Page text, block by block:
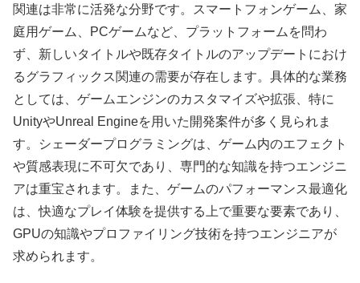
関連は非常に活発な分野です。スマートフォンゲーム、家
庭用ゲーム、PCゲームなど、プラットフォームを問わ
ず、新しいタイトルや既存タイトルのアップデートにおけ
るグラフィックス関連の需要が存在します。具体的な業務
としては、ゲームエンジンのカスタマイズや拡張、特に
UnityやUnreal Engineを用いた開発案件が多く見られま
す。シェーダープログラミングは、ゲーム内のエフェクト
や質感表現に不可欠であり、専門的な知識を持つエンジニ
アは重宝されます。また、ゲームのパフォーマンス最適化
は、快適なプレイ体験を提供する上で重要な要素であり、
GPUの知識やプロファイリング技術を持つエンジニアが
求められます。